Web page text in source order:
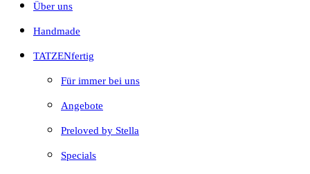
Über uns
Handmade
TATZENfertig
Für immer bei uns
Angebote
Preloved by Stella
Specials